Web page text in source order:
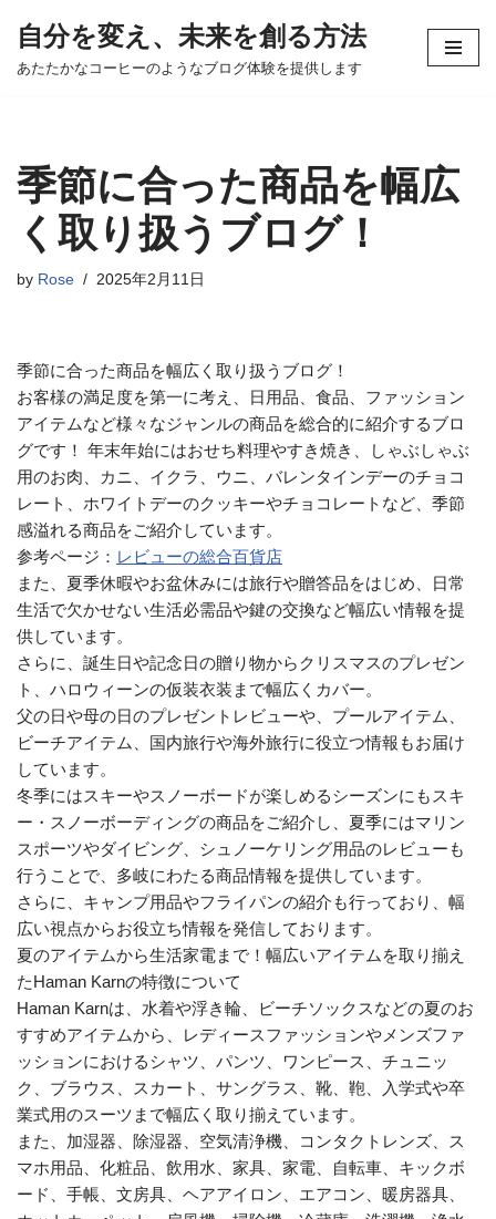
コ
ツ
へ
キ
ッ
自分を変え、未来を創る方法
あたたかなコーヒーのようなブログ体験を提供します
季節に合った商品を幅広
く取り扱うブログ！
by Rose 2025年2月11日
季節に合った商品を幅広く取り扱うブログ！
お客様の満足度を第一に考え、日用品、食品、ファッション
アイテムなど様々なジャンルの商品を総合的に紹介するブロ
グです！ 年末年始にはおせち料理やすき焼き、しゃぶしゃぶ
用のお肉、カニ、イクラ、ウニ、バレンタインデーのチョコ
レート、ホワイトデーのクッキーやチョコレートなど、季節
感溢れる商品をご紹介しています。
参考ページ： レビューの総合百貨店
また、夏季休暇やお盆休みには旅行や贈答品をはじめ、日常
生活で欠かせない生活必需品や鍵の交換など幅広い情報を提
供しています。
さらに、誕生日や記念日の贈り物からクリスマスのプレゼン
ト、ハロウィーンの仮装衣装まで幅広くカバー。
父の日や母の日のプレゼントレビューや、プールアイテム、
ビーチアイテム、国内旅行や海外旅行に役立つ情報もお届け
しています。
冬季にはスキーやスノーボードが楽しめるシーズンにもスキ
ー・スノーボーディングの商品をご紹介し、夏季にはマリン
スポーツやダイビング、シュノーケリング用品のレビューも
行うことで、多岐にわたる商品情報を提供しています。
さらに、キャンプ用品やフライパンの紹介も行っており、幅
広い視点からお役立ち情報を発信しております。
夏のアイテムから生活家電まで！幅広いアイテムを取り揃え
たHaman Karnの特徴について
Haman Karnは、水着や浮き輪、ビーチソックスなどの夏のお
すすめアイテムから、レディースファッションやメンズファ
ッションにおけるシャツ、パンツ、ワンピース、チュニッ
ク、ブラウス、スカート、サングラス、靴、鞄、入学式や卒
業式用のスーツまで幅広く取り揃えています。
また、加湿器、除湿器、空気清浄機、コンタクトレンズ、ス
マホ用品、化粧品、飲用水、家具、家電、自転車、キックボ
ード、手帳、文房具、ヘアアイロン、エアコン、暖房器具、